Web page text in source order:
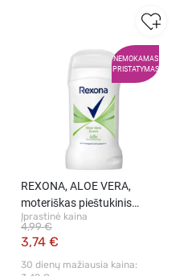
NEMOKAMAS
PRISTATYMAS
REXONA, ALOE VERA,
moteriškas pieštukinis
dezodorantas, 50 ml.
Įprastinė kaina
3,74 €
4,99 €
30 dienų mažiausia kaina: